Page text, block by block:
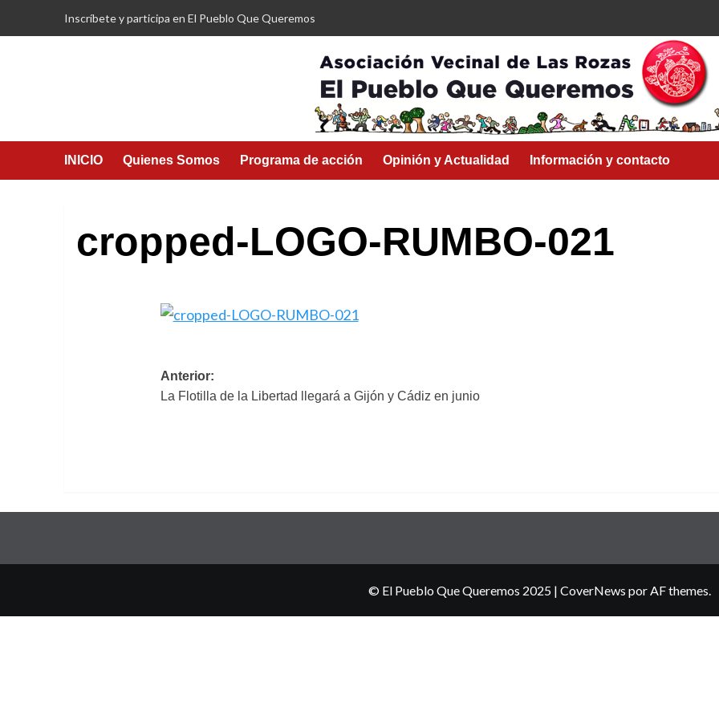
Inscríbete y participa en El Pueblo Que Queremos
INICIO Quienes Somos Programa de acción Opinión y Actualidad Información y contacto
cropped-LOGO-RUMBO-021
Navegación
de
Anterior:
La Flotilla de la Libertad llegará a Gijón y Cádiz en junio
© El Pueblo Que Queremos 2025 | CoverNews por AF themes.